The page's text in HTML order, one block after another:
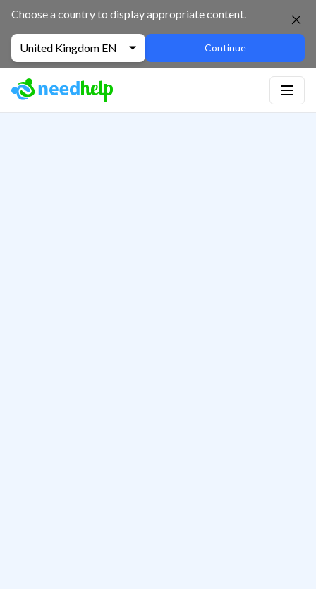
Choose a country to display appropriate content.
United Kingdom EN Continue